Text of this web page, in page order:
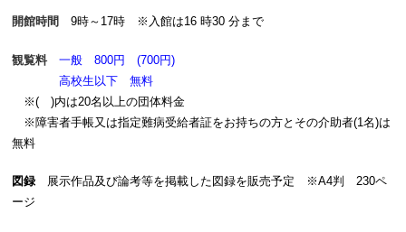
開館時間 9時～17時 ※入館は16 時30 分まで
観覧料
一般 800円 (700円)
高校生以下 無料
※( )内は20名以上の団体料金
※障害者手帳又は指定難病受給者証をお持ちの方とその介助者(1名)は
無料
図録 展示作品及び論考等を掲載した図録を販売予定 ※A4判 230ペ
ージ